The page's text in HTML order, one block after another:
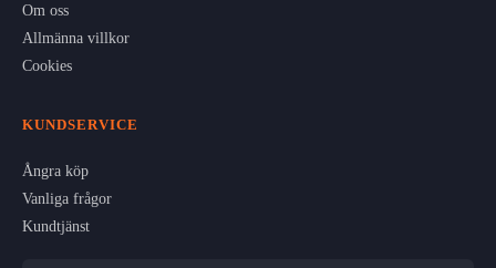
Om oss
Allmänna villkor
Cookies
KUNDSERVICE
Ångra köp
Vanliga frågor
Kundtjänst